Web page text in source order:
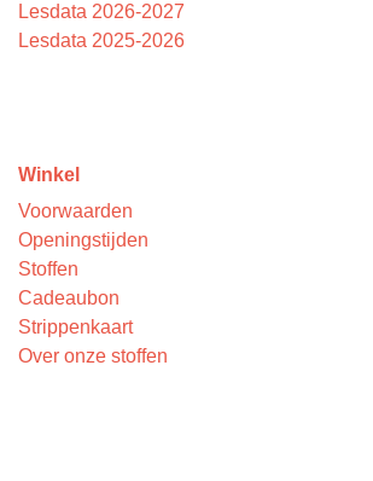
Lesdata 2026-2027
Lesdata 2025-2026
Winkel
Voorwaarden
Openingstijden
Stoffen
Cadeaubon
Strippenkaart
Over onze stoffen